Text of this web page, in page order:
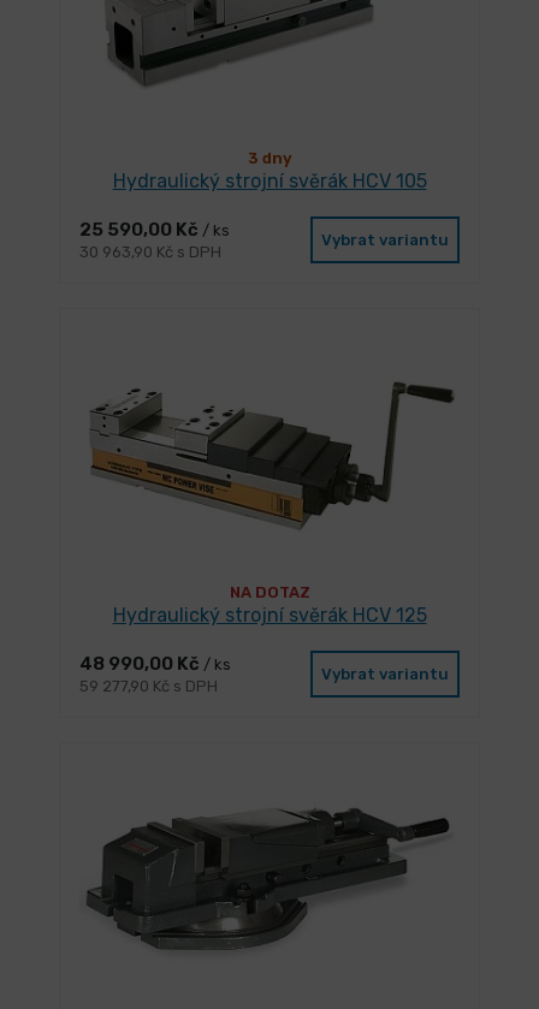
3 dny
Hydraulický strojní svěrák HCV 105
25 590,00 Kč / ks
30 963,90 Kč s DPH
Vybrat variantu
NA DOTAZ
Hydraulický strojní svěrák HCV 125
48 990,00 Kč / ks
59 277,90 Kč s DPH
Vybrat variantu